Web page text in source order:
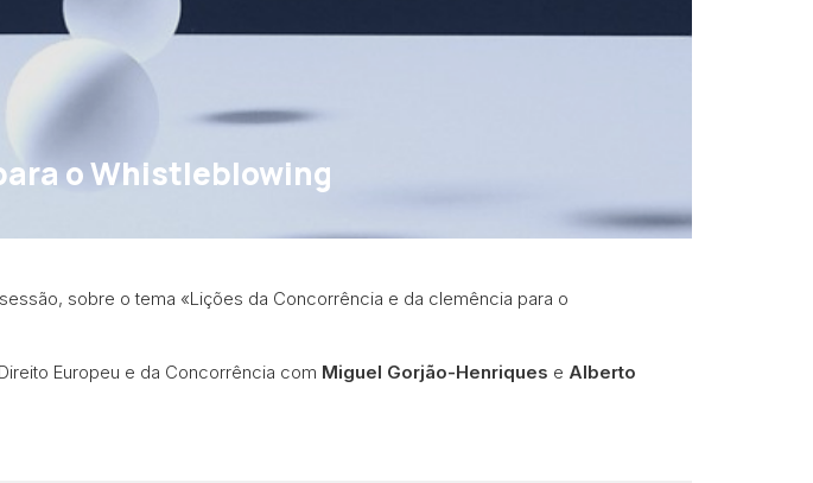
o Whistleblowing
sobre o tema «Lições da Concorrência e da clemência para o
Europeu e da Concorrência com Miguel Gorjão-Henriques e Alberto